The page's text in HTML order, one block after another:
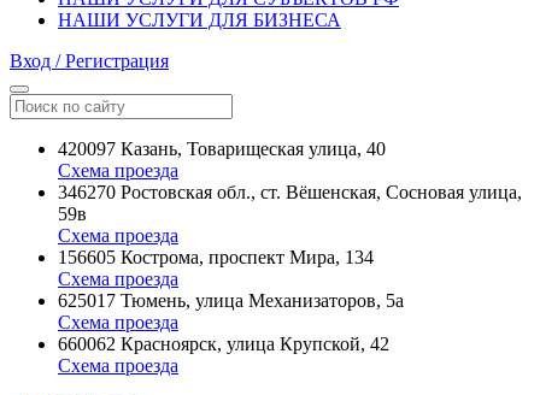
НАШИ УСЛУГИ ДЛЯ БИЗНЕСА
Вход / Регистрация
420097 Казань, Товарищеская улица, 40
Схема проезда
346270 Ростовская обл., ст. Вёшенская, Сосновая улица,
59в
Схема проезда
156605 Кострома, проспект Мира, 134
Схема проезда
625017 Тюмень, улица Механизаторов, 5а
Схема проезда
660062 Красноярск, улица Крупской, 42
Схема проезда